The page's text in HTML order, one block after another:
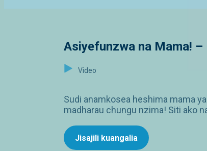
Asiyefunzwa na Mama! –
Video
Sudi anamkosea heshima mama
madharau chungu nzima! Siti ako
Jisajili kuangalia